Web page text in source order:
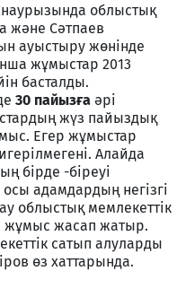
облыстық
және Сәтпаев
ауыстыру жөнінде
жұмыстар 2013
басталды.
30 пайызға әрі
жүз пайыздық
Егер жұмыстар
Алайда
бірде -біреуі
адамдардың негізгі
облыстық мемлекеттік
жұмыс жасап жатыр.
сатып алуларды
өз хаттарында.